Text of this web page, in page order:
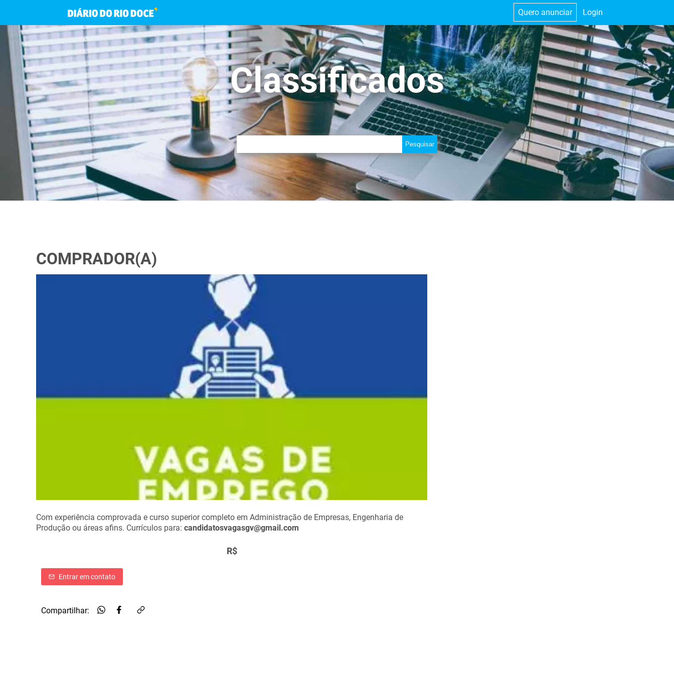
Quero anunciar Login
Classificados
COMPRADOR(A)
Com experiência comprovada e curso superior completo em Administração de Empresas, Engenharia de
Produção ou áreas afins. Currículos para: candidatosvagasgv@gmail.com
R$
Entrar em contato
Compartilhar: